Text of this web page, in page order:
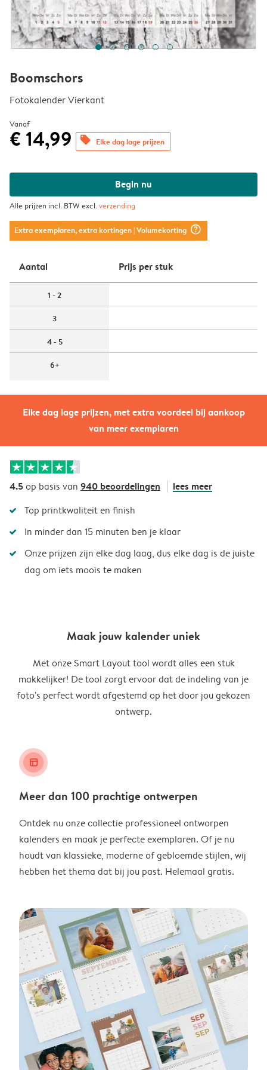
Elke dag lage prijzen, met extra voordeel bij aankoop
van meer exemplaren
Boomschors
Fotokalender Vierkant
Vanaf
€ 14,99 offers Elke dag lage prijzen
Begin nu
Alle prijzen incl. BTW excl.verzending
Extra exemplaren, extra kortingen| Volumekorting question_mark_circle
Aantal Prijs per stuk
1 - 2
3
4 - 5
6+
4.5op basis van 940 beoordelingen lees meer
Top printkwaliteit en finish
In minder dan 15 minuten ben je klaar
Onze prijzen zijn elke dag laag, dus elke dag is de juiste
dag om iets moois te maken
Maak jouw kalender uniek
Met onze Smart Layout tool wordt alles een stuk
makkelijker! De tool zorgt ervoor dat de indeling van je
foto's perfect wordt afgestemd op het door jou gekozen
ontwerp.
layout_alt
Meer dan 100 prachtige ontwerpen
Ontdek nu onze collectie professioneel ontworpen
kalenders en maak je perfecte exemplaren. Of je nu
houdt van klassieke, moderne of gebloemde stijlen, wij
hebben het thema dat bij jou past. Helemaal gratis.